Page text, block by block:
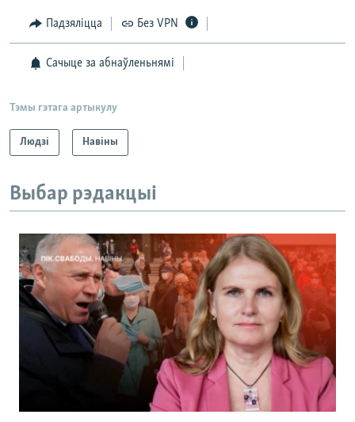
Падзяліцца Без VPN
Сачыце за абнаўленьнямі
Тэмы гэтага артыкулу
Людзі Навіны
Выбар рэдакцыі